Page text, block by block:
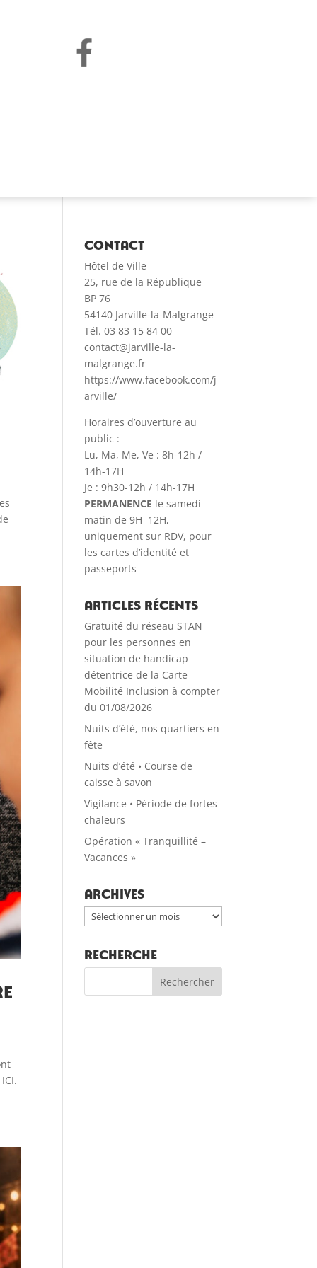
CONTACT
Hôtel de Ville
25, rue de la République
BP 76
54140 Jarville-la-Malgrange
Tél. 03 83 15 84 00
contact@jarville-la-
malgrange.fr
https://www.facebook.com/j
arville/
Horaires d’ouverture au
public :
Lu, Ma, Me, Ve : 8h-12h /
14h-17H
Je : 9h30-12h / 14h-17H
PERMANENCE le samedi
matin de 9H 12H,
uniquement sur RDV, pour
les cartes d’identité et
passeports
Articles récents
Gratuité du réseau STAN
pour les personnes en
situation de handicap
détentrice de la Carte
Mobilité Inclusion à compter
du 01/08/2026
Nuits d’été, nos quartiers en
fête
Nuits d’été • Course de
caisse à savon
Vigilance • Période de fortes
chaleurs
Opération « Tranquillité –
Vacances »
Archives
Archives
RECHERCHE